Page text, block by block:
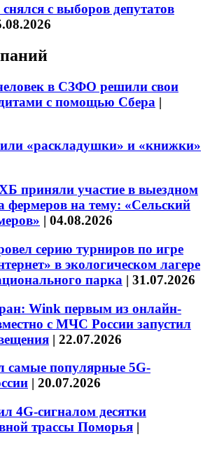
с выборов депутатов
в СЗФО решили свои
с помощью Сбера |
«раскладушки» и «книжки»
приняли участие в выездном
фермеров на тему: «Сельский
| 04.08.2026
серию турниров по игре
в экологическом лагере
парка | 31.07.2026
Wink первым из онлайн-
с МЧС России запустил
| 22.07.2026
самые популярные 5G-
| 20.07.2026
4G-сигналом десятки
трассы Поморья |